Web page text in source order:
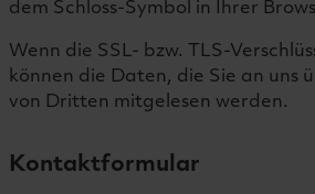
dem Schloss-Symbol in Ihrer
Wenn die SSL- bzw. TLS-
können die Daten, die Sie an uns
von Dritten mitgelesen werden.
Kontaktformular